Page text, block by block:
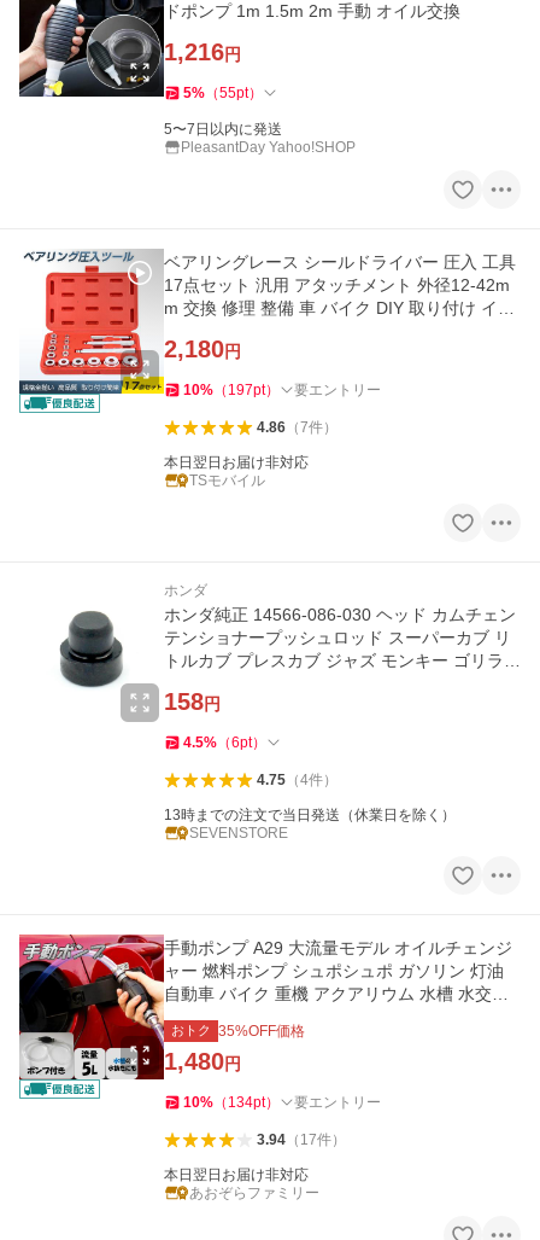
ドポンプ 1m 1.5m 2m 手動 オイル交換
1,216円
5% （55pt）
5〜7日以内に発送
PleasantDay Yahoo!SHOP
ベアリングレース シールドライバー 圧入 工具
17点セット 汎用 アタッチメント 外径12-42m
m 交換 修理 整備 車 バイク DIY 取り付け イン
2,180円
10% （ 197pt） 要エントリー
4.86（7件）
本日翌日お届け非対応
TSモバイル
ホンダ
ホンダ純正 14566-086-030 ヘッド カムチェン
テンショナープッシュロッド スーパーカブ リ
トルカブ プレスカブ ジャズ モンキー ゴリラ
158円
4.5% （6pt）
4.75（4件）
13時までの注文で当日発送（休業日を除く）
SEVENSTORE
手動ポンプ A29 大流量モデル オイルチェンジ
ャー 燃料ポンプ シュポシュポ ガソリン 灯油
自動車 バイク 重機 アクアリウム 水槽 水交換
水替え 金魚 熱帯魚
おトク 35%OFF価格
1,480円
10% （ 134pt） 要エントリー
3.94（ 17件）
本日翌日お届け非対応
あおぞらファミリー